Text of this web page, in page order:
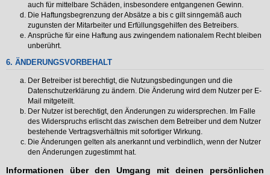
auch für mittelbare Schäden, insbesondere entgangenen Gewinn.
Die Haftungsbegrenzung der Absätze a bis c gilt sinngemäß auch
zugunsten der Mitarbeiter und Erfüllungsgehilfen des Betreibers.
Ansprüche für eine Haftung aus zwingendem nationalem Recht bleiben
unberührt.
6. ÄNDERUNGSVORBEHALT
Der Betreiber ist berechtigt, die Nutzungsbedingungen und die
Datenschutzerklärung zu ändern. Die Änderung wird dem Nutzer per E-
Mail mitgeteilt.
Der Nutzer ist berechtigt, den Änderungen zu widersprechen. Im Falle
des Widerspruchs erlischt das zwischen dem Betreiber und dem Nutzer
bestehende Vertragsverhältnis mit sofortiger Wirkung.
Die Änderungen gelten als anerkannt und verbindlich, wenn der Nutzer
den Änderungen zugestimmt hat.
Informationen über den Umgang mit deinen persönlichen